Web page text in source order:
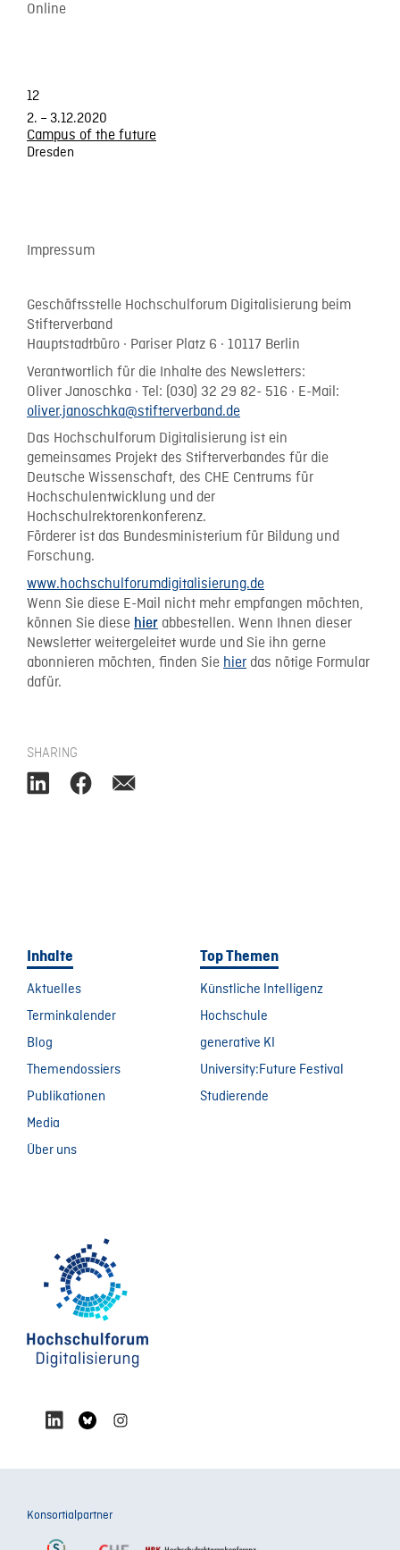
Online
12
2. – 3.12.2020
Campus of the future
Dresden
Impressum
Geschäftsstelle Hochschulforum Digitalisierung beim
Stifterverband
Hauptstadtbüro · Pariser Platz 6 · 10117 Berlin
Verantwortlich für die Inhalte des Newsletters:
Oliver Janoschka · Tel: (030) 32 29 82- 516 · E-Mail:
oliver.janoschka@stifterverband.de
Das Hochschulforum Digitalisierung ist ein
gemeinsames Projekt des Stifterverbandes für die
Deutsche Wissenschaft, des CHE Centrums für
Hochschulentwicklung und der
Hochschulrektorenkonferenz.
Förderer ist das Bundesministerium für Bildung und
Forschung.
www.hochschulforumdigitalisierung.de
Wenn Sie diese E-Mail nicht mehr empfangen möchten,
können Sie diese hier abbestellen. Wenn Ihnen dieser
Newsletter weitergeleitet wurde und Sie ihn gerne
abonnieren möchten, finden Sie hier das nötige Formular
dafür.
SHARING
Inhalte
Aktuelles
Terminkalender
Blog
Themendossiers
Publikationen
Media
Über uns
Top Themen
Künstliche Intelligenz
Hochschule
generative KI
University:Future Festival
Studierende
Konsortialpartner